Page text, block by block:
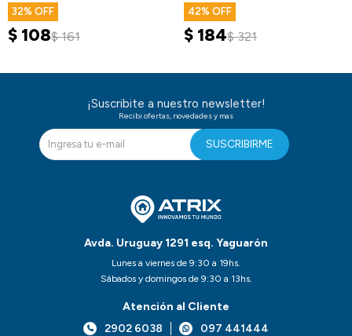
32
$ 108$ 161
42
$ 184$ 321
Avda. Uruguay 1291 esq. Yaguarón
Lunes a viernes de 9:30 a 19hs.
Sábados y domingos de 9:30 a 13hs.
Atención al Cliente
2902 6038
097 441444
¡Suscribite a nuestro newsletter!
Recibi ofertas, novedades y mas
SUSCRIBIRME